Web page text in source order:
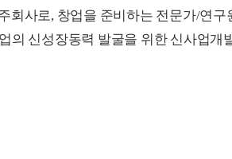
회사로, 창업을 준비하는 전문가/연
의 신성장동력 발굴을 위한 신사업개